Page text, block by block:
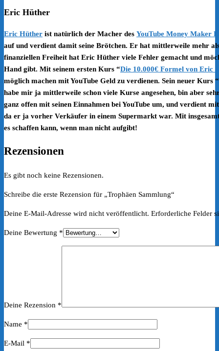
Eric Hüther
Eric Hüther ist natürlich der Macher des YouTube Money Maker
auf und verdient damit seine Brötchen. Er hat mittlerweile mehr
finanziellen Freiheit hat Eric Hüther viele Fehler gemacht und
Hand gibt. Mit seinem ersten Kurs “Die 10.000€ Formel von Eric
möglich machen mit YouTube Geld zu verdienen. Sein neuer Kurs “
habe mir ja mittlerweile schon viele Kurse angesehen, bin aber
ganz offen mit seinen Einnahmen bei YouTube um, und verdient
da er ja vorher Verkäufer in einem Supermarkt war. Mit
es schaffen kann, wenn man nicht aufgibt!
Rezensionen
Es gibt noch keine Rezensionen.
Schreibe die erste Rezension für „Trophäen Sammlung“
Deine E-Mail-Adresse wird nicht veröffentlicht. Erforderliche Felder
Deine Bewertung *
Deine Rezension *
Name *
E-Mail *